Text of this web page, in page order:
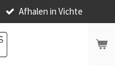
Afhalen in Vichte